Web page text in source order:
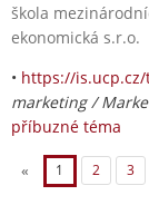
škola
ekonomická s.r.o.
• https://
marketing /
příbuzné téma
« 1 2 3